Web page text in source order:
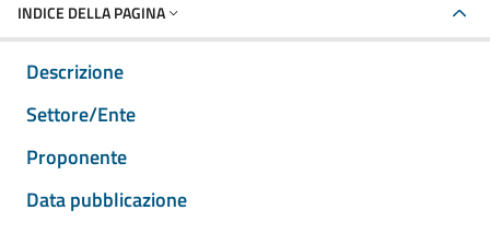
INDICE DELLA PAGINA
Descrizione
Settore/Ente
Proponente
Data pubblicazione